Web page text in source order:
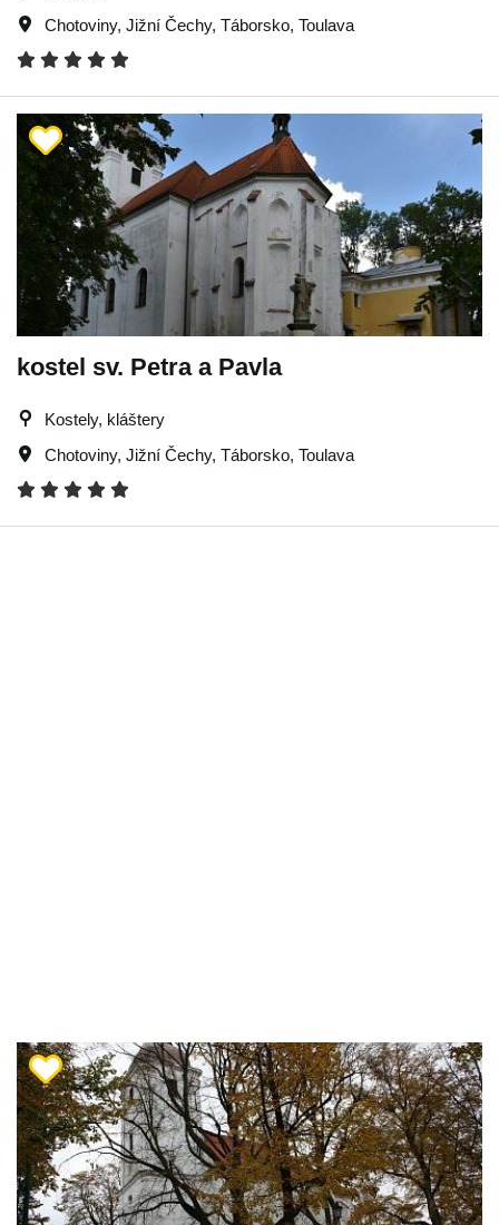
Chotoviny, Jižní Čechy, Táborsko, Toulava
kostel sv. Petra a Pavla
Kostely, kláštery
Chotoviny, Jižní Čechy, Táborsko, Toulava